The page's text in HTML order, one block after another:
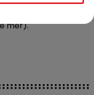
mer).